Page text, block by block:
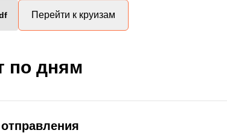
Перейти к круизам
по дням